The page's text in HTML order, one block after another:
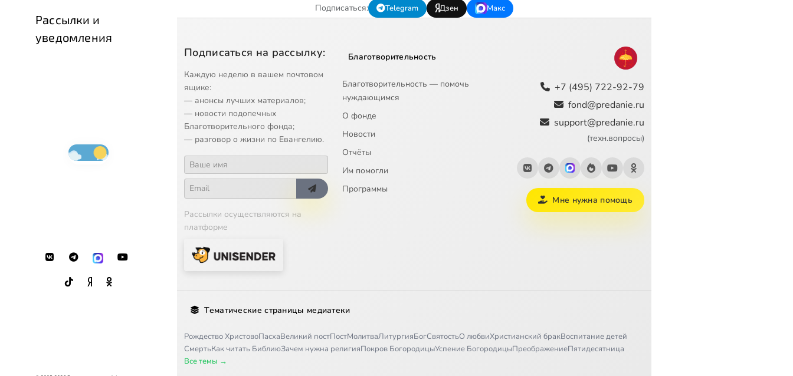
Рассылки и
уведомления
Подписаться: Telegram Дзен Макс
Подписаться на рассылку:
Каждую неделю в вашем почтовом
ящике:
— анонсы лучших материалов;
— новости подопечных
Благотворительного фонда;
— разговор о жизни по Евангелию.
Рассылки осуществляются на
платформе
Благотворительность
Благотворительность — помочь
нуждающимся
О фонде
Новости
Отчёты
Им помогли
Программы
+7 (495) 722-92-79
fond@predanie.ru
support@predanie.ru
(техн.вопросы)
Мне нужна помощь
Тематические страницы медиатеки
Рождество ХристовоПасхаВеликий постПостМолитваЛитургияБогСвятостьО любвиХристианский бракВоспитание детей
СмертьКак читать БиблиюЗачем нужна религияПокров БогородицыУспение БогородицыПреображениеПятидесятница
Все темы →